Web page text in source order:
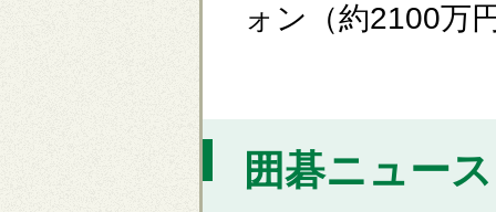
ォン（約2100万
囲碁ニュー